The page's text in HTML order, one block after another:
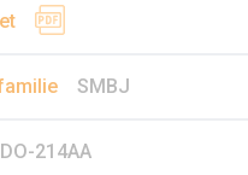
SMBJ
DO-214AA